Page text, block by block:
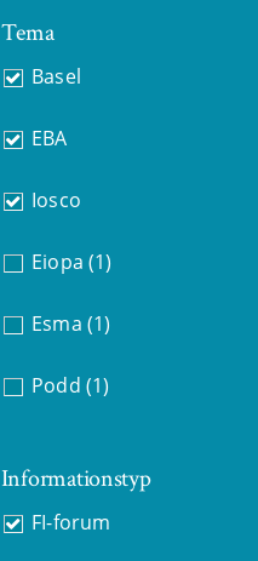
Tema
Basel
EBA
Iosco
Eiopa (1)
Esma (1)
Podd (1)
Informationstyp
FI-forum